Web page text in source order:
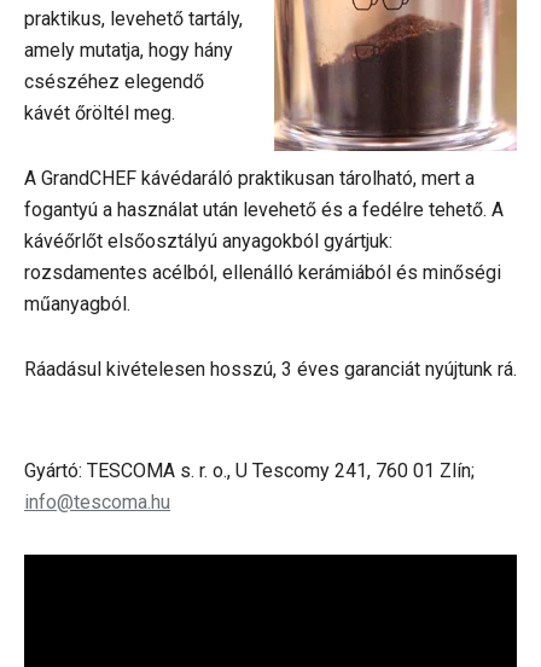
praktikus, levehető tartály,
amely mutatja, hogy hány
csészéhez elegendő
kávét őröltél meg.
A GrandCHEF kávédaráló praktikusan tárolható, mert a
fogantyú a használat után levehető és a fedélre tehető. A
kávéőrlőt elsőosztályú anyagokból gyártjuk:
rozsdamentes acélból, ellenálló kerámiából és minőségi
műanyagból.
Ráadásul kivételesen hosszú, 3 éves garanciát nyújtunk rá.
Gyártó: TESCOMA s. r. o., U Tescomy 241, 760 01 Zlín;
info@tescoma.hu